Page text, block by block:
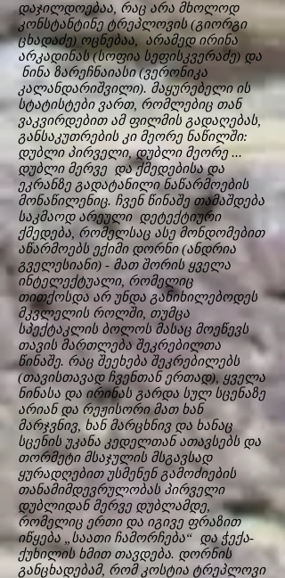
დაჯილდოებაა, რაც არა მხოლოდ
კონსტანტინე ტრეპლოვის (გიორგი
ცხადაძე) ოცნებაა, არამედ ირინა
არკადინას (სოფია სეფისკვერაძე) და
ნინა ზარეჩნაიასი (ვერონიკა
კალანდარიშვილი). მაყურებელი ის
სტატისტები ვართ, რომლებიც თან
ვაკვირდებით ამ ფილმის გადაღებას,
განსაკუთრების კი მეორე ნაწილში:
დუბლი პირველი, დუბლი მეორე ...
დუბლი მერვე და ქმედებისა და
ეკრანზე გადატანილი ნაწარმოების
მონაწილენიც. ჩვენ წინაშე თამაშდება
საკმაოდ არეული დეტექტიური
ქმედება, რომელსაც ასე მონდომებით
აწარმოებს ექიმი დორნი (ანდრია
გველესიანი) - მათ შორის ყველა
ინტელექტუალი, რომელიც
თითქოსდა არ უნდა განიხილებოდეს
მკვლელის როლში, თუმცა
სპექტაკლის ბოლოს მასაც მოეწევს
თავის მართლება შეკრებილთა
წინაშე. რაც შეეხება შეკრებილებს
(თავისთავად ჩვენთან ერთად), ყველა
ნინასა და ირინას გარდა სულ სცენაზე
არიან და რეჟისორი მათ ხან
მარჯვნივ, ხან მარცხნივ და ხანაც
სცენის უკანა კედელთან ათავსებს და
თორმეტი მსაჯულის მსგავსად
ყურადღებით უსმენენ გამოძიების
თანამიმდევრულობას პირველი
დუბლიდან მერვე დუბლამდე,
რომელიც ერთი და იგივე ფრაზით
იწყება „საათი ჩამორჩება“ და ჭექა-
ქუხილის ხმით თავდება. დორნის
განცხადებამ, რომ კოსტია ტრეპლოვი